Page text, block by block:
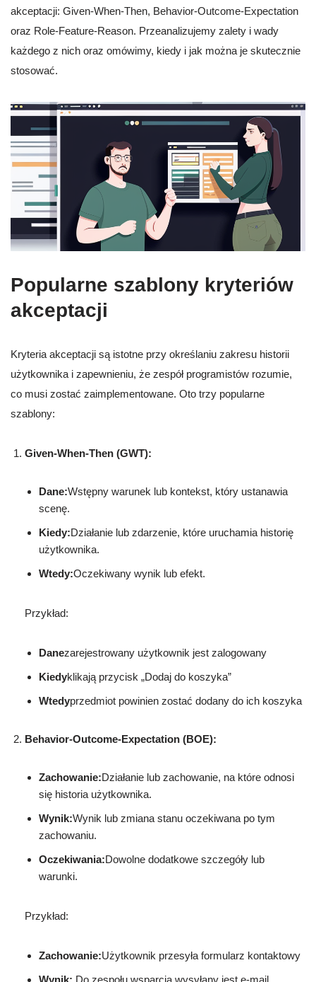
akceptacji: Given-When-Then, Behavior-Outcome-Expectation
oraz Role-Feature-Reason. Przeanalizujemy zalety i wady
każdego z nich oraz omówimy, kiedy i jak można je skutecznie
stosować.
Popularne szablony kryteriów
akceptacji
Kryteria akceptacji są istotne przy określaniu zakresu historii
użytkownika i zapewnieniu, że zespół programistów rozumie,
co musi zostać zaimplementowane. Oto trzy popularne
szablony:
Given-When-Then (GWT):
Dane:Wstępny warunek lub kontekst, który ustanawia
scenę.
Kiedy:Działanie lub zdarzenie, które uruchamia historię
użytkownika.
Wtedy:Oczekiwany wynik lub efekt.
Przykład:
Danezarejestrowany użytkownik jest zalogowany
Kiedyklikają przycisk „Dodaj do koszyka”
Wtedyprzedmiot powinien zostać dodany do ich koszyka
Behavior-Outcome-Expectation (BOE):
Zachowanie:Działanie lub zachowanie, na które odnosi
się historia użytkownika.
Wynik:Wynik lub zmiana stanu oczekiwana po tym
zachowaniu.
Oczekiwania:Dowolne dodatkowe szczegóły lub
warunki.
Przykład:
Zachowanie:Użytkownik przesyła formularz kontaktowy